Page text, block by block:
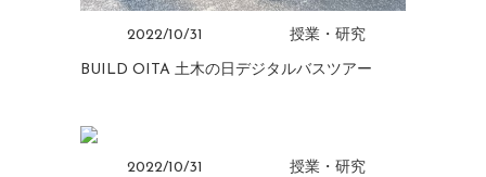
2022/10/31 授業・研究
BUILD OITA 土木の日デジタルバスツアー
2022/10/31 授業・研究